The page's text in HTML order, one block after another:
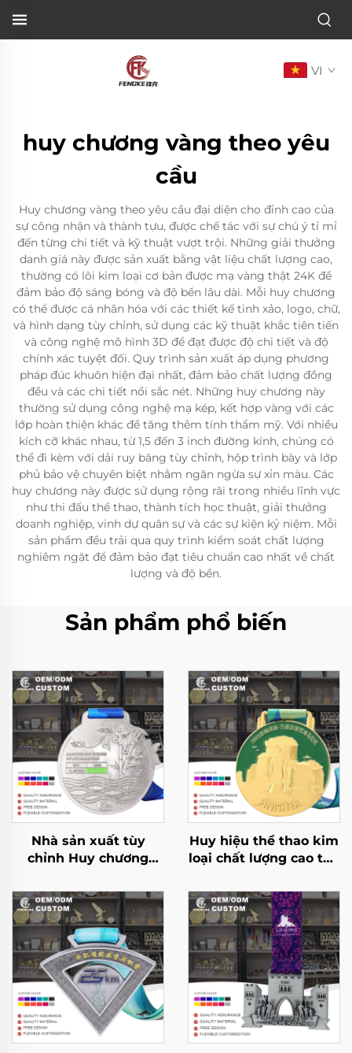
VI
huy chương vàng theo yêu
cầu
Huy chương vàng theo yêu cầu đại diện cho đỉnh cao của
sự công nhận và thành tựu, được chế tác với sự chú ý tỉ mỉ
đến từng chi tiết và kỹ thuật vượt trội. Những giải thưởng
danh giá này được sản xuất bằng vật liệu chất lượng cao,
thường có lõi kim loại cơ bản được mạ vàng thật 24K để
đảm bảo độ sáng bóng và độ bền lâu dài. Mỗi huy chương
có thể được cá nhân hóa với các thiết kế tinh xảo, logo, chữ,
và hình dạng tùy chỉnh, sử dụng các kỹ thuật khắc tiên tiến
và công nghệ mô hình 3D để đạt được độ chi tiết và độ
chính xác tuyệt đối. Quy trình sản xuất áp dụng phương
pháp đúc khuôn hiện đại nhất, đảm bảo chất lượng đồng
đều và các chi tiết nổi sắc nét. Những huy chương này
thường sử dụng công nghệ mạ kép, kết hợp vàng với các
lớp hoàn thiện khác để tăng thêm tính thẩm mỹ. Với nhiều
kích cỡ khác nhau, từ 1,5 đến 3 inch đường kính, chúng có
thể đi kèm với dải ruy băng tùy chỉnh, hộp trình bày và lớp
phủ bảo vệ chuyên biệt nhằm ngăn ngừa sự xỉn màu. Các
huy chương này được sử dụng rộng rãi trong nhiều lĩnh vực
như thi đấu thể thao, thành tích học thuật, giải thưởng
doanh nghiệp, vinh dự quân sự và các sự kiện kỷ niệm. Mỗi
sản phẩm đều trải qua quy trình kiểm soát chất lượng
nghiêm ngặt để đảm bảo đạt tiêu chuẩn cao nhất về chất
lượng và độ bền.
Sản phẩm phổ biến
Nhà sản xuất tùy
chỉnh Huy chương
giải chạy marathon,
thể thao giải thưởng
kèm ruy băng
Huy hiệu thể thao kim
loại chất lượng cao tùy
thưởng huy hiệu thể
thao marathon hoàn
thành tùy chỉnh